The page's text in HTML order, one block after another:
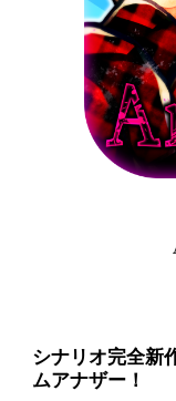
シナリオ完全新
ムアナザー！